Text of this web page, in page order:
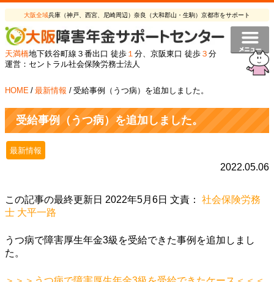
大阪全域兵庫（神戸、西宮、尼崎周辺）奈良（大和郡山・生駒）京都市をサポート
天満橋地下鉄谷町線３番出口 徒歩 １ 分、京阪東口 徒歩 ３ 分
運営：セントラル社会保険労務士法人
HOME / 最新情報 / 受給事例（うつ病）を追加しました。
受給事例（うつ病）を追加しました。
最新情報
2022.05.06
この記事の最終更新日 2022年5月6日 文責： 社会保険労務
士 大平一路
うつ病で障害厚生年金3級を受給できた事例を追加しまし
た。